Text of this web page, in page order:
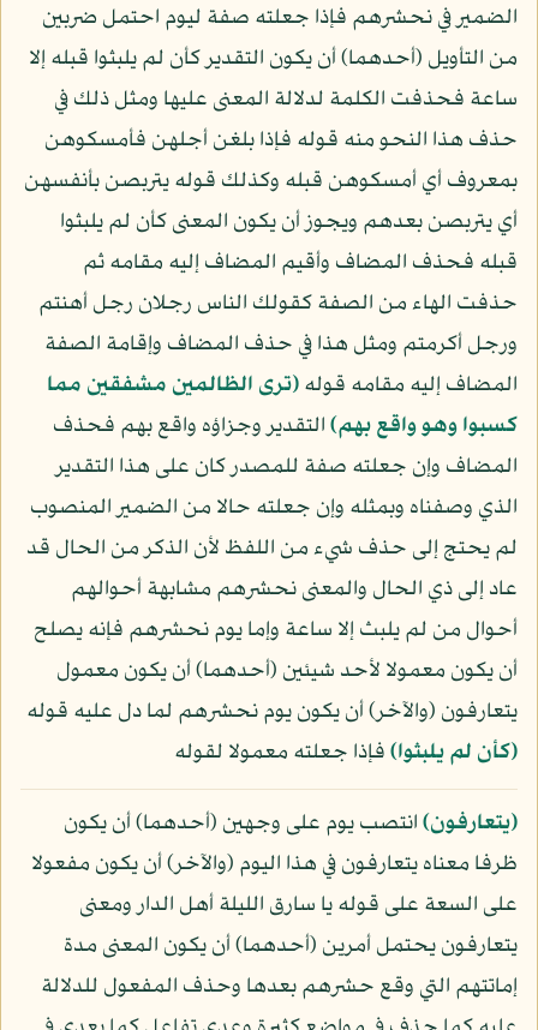
الضمير في نحشرهم فإذا جعلته صفة ليوم احتمل ضربين
من التأويل (أحدهما) أن يكون التقدير كأن لم يلبثوا قبله إلا
ساعة فحذفت الكلمة لدلالة المعنى عليها ومثل ذلك في
حذف هذا النحو منه قوله فإذا بلغن أجلهن فأمسكوهن
بمعروف أي أمسكوهن قبله وكذلك قوله يتربصن بأنفسهن
أي يتربصن بعدهم ويجوز أن يكون المعنى كأن لم يلبثوا
قبله فحذف المضاف وأقيم المضاف إليه مقامه ثم
حذفت الهاء من الصفة كقولك الناس رجلان رجل أهنتم
ورجل أكرمتم ومثل هذا في حذف المضاف وإقامة الصفة
المضاف إليه مقامه قوله﴿ترى الظالمين مشفقين مما
كسبوا وهو واقع بهم﴾التقدير وجزاؤه واقع بهم فحذف
المضاف وإن جعلته صفة للمصدر كان على هذا التقدير
الذي وصفناه وبمثله وإن جعلته حالا من الضمير المنصوب
لم يحتج إلى حذف شيء من اللفظ لأن الذكر من الحال قد
عاد إلى ذي الحال والمعنى نحشرهم مشابهة أحوالهم
أحوال من لم يلبث إلا ساعة وإما يوم نحشرهم فإنه يصلح
أن يكون معمولا لأحد شيئين (أحدهما) أن يكون معمول
يتعارفون (والآخر) أن يكون يوم نحشرهم لما دل عليه قوله
﴿كأن لم يلبثوا﴾فإذا جعلته معمولا لقوله
﴿يتعارفون﴾انتصب يوم على وجهين (أحدهما) أن يكون
ظرفا معناه يتعارفون في هذا اليوم (والآخر) أن يكون مفعولا
على السعة على قوله يا سارق الليلة أهل الدار ومعنى
يتعارفون يحتمل أمرين (أحدهما) أن يكون المعنى مدة
إماتتهم التي وقع حشرهم بعدها وحذف المفعول للدلالة